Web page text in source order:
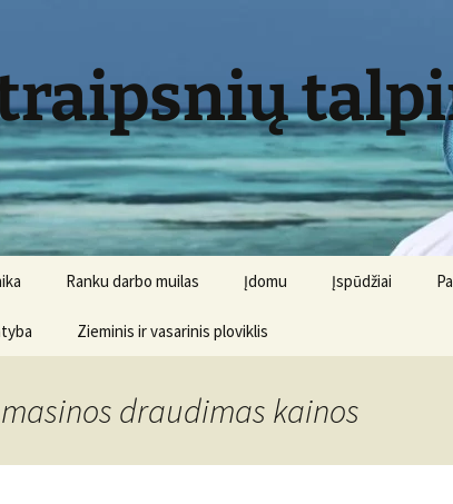
Ranku darbo muilas Įdomu Įspūdžiai
Zieminis ir vasarinis ploviklis
draudimas kainos